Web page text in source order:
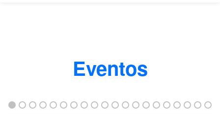
Eventos